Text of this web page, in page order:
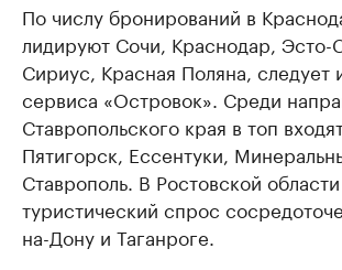
По числу бронирований в
лидируют Сочи, Краснодар, Эсто-
Сириус, Красная Поляна, следует
сервиса «Островок». Среди
Ставропольского края в топ
Пятигорск, Ессентуки,
Ставрополь. В Ростовской
туристический спрос
на-Дону и Таганроге.